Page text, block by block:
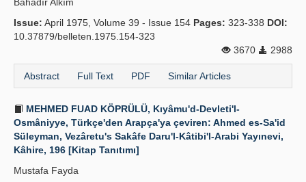
Issue: April 1975, Volume 39 - Issue 154 Pages: 323-338 DOI:
10.37879/belleten.1975.154-323
3670
2988
Abstract Full Text PDF Similar Articles
MEHMED FUAD KÖPRÜLÜ, Kıyâmu'd-Devleti'l-
Osmâniyye, Türkçe'den Arapça'ya çeviren: Ahmed es-Sa'id
Süleyman, Vezâretu's Sakâfe Daru'l-Kâtibi'l-Arabi Yayınevi,
Kâhire, 196 [Kitap Tanıtımı]
Mustafa Fayda